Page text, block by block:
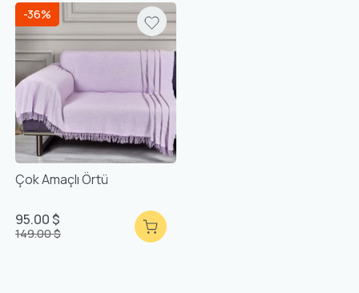
-36%
Çok Amaçlı Örtü
95.00 $
149.00 $